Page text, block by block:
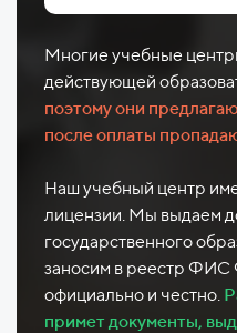
Многие учебные
действующей
поэтому они
после оплаты
Наш учебный центр
лицензии. Мы выдаем
государственного
заносим в реестр
официально и честно.
примет документы,